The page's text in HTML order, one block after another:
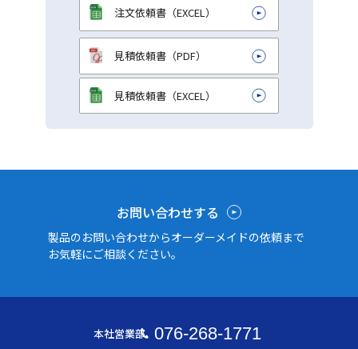
注文依頼書（EXCEL）
見積依頼書（PDF）
見積依頼書（EXCEL）
お問い合わせする
製品のお問い合わせからオーダーメイドの依頼まで
お気軽にご相談ください。
本社営業部 076-268-1771